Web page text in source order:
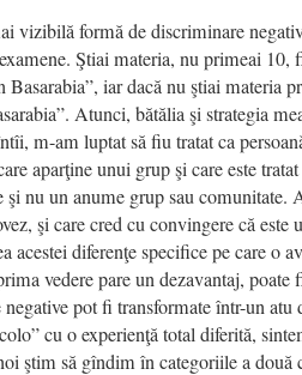
vizibilă formă de discriminare
Ştiai materia, nu primeai 10,
Basarabia”, iar dacă nu ştiai materia
Atunci, bătălia şi strategia
m-am luptat să fiu tratat ca
aparţine unui grup şi care este
şi nu un anume grup sau comunitate.
şi care cred cu convingere că este
acestei diferenţe specifice pe care o
vedere pare un dezavantaj,
pot fi transformate într-un atu
cu o experienţă total diferită,
ştim să gîndim în categoriile a două